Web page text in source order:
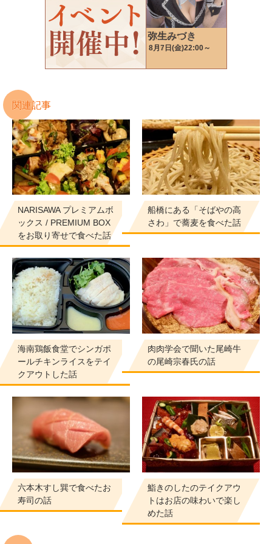
関連記事
NARISAWA プレミアムボ
ックス / PREMIUM BOX
をお取り寄せで食べた話
船橋にある「そばやの高
さわ」で蕎麦を食べた話
海南鶏飯食堂でシンガポ
ールチキンライスをテイ
クアウトした話
肉肉学会で聞いた尾崎牛
の尾崎宗春氏の話
六本木すし巽で食べたお
寿司の話
鮨きのしたのテイクアウ
トはお店の味わいで楽し
めた話